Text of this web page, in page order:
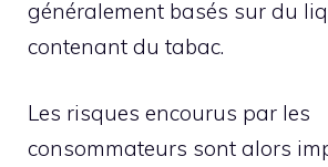
généralement basés sur du
contenant du tabac.
Les risques encourus par les
consommateurs sont alors